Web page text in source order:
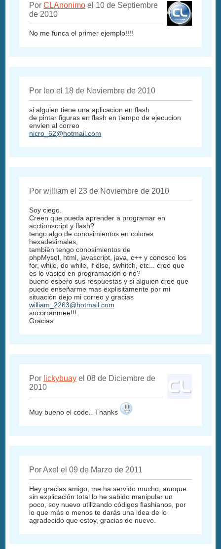
PorCLAnonimo el 10 de Septiembre
de 2010
No me funca el primer ejemplo!!!!
Por leo el 18 de Noviembre de 2010
si alguien tiene una aplicacion en flash
de pintar figuras en flash en tiempo de ejecucion
envien al correo
nicro_62@hotmail.com
Por william el 23 de Noviembre de 2010
Soy ciego.
Creen que pueda aprender a programar en
acctionscript y flash?
tengo algo de conosimientos en colores
hexadesimales,
tambièn tengo conosimientos de
phpMysql, html, javascript, java, c++ y conosco los
for, while, do while, if else, swhitch, etc... creo que
es lo vasico en programaciòn o no?
bueno espero sus respuestas y si alguien cree que
puede enseñarme mas explisitamente por mi
situaciòn dejo mi correo y gracias
william_2263@hotmail.com
socorranmee!!!
Gracias
Por lickybuay el 08 de Diciembre de
2010
Muy bueno el code.. Thanks
Por Axel el 09 de Marzo de 2011
Hey gracias amigo, me ha servido mucho, aunque
sin explicación total lo he sabido manipular un
poco, soy nuevo utilizando códigos flashianos, por
lo que más o menos te darás una idea de lo
agradecido que estoy, gracias de nuevo.